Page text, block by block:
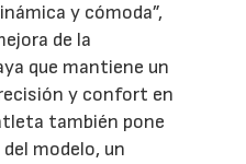
y cómoda”,
de la
que mantiene un
y confort en
también pone
modelo, un